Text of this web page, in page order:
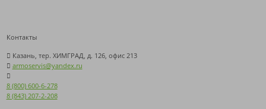
Контакты
Казань, тер. ХИМГРАД, д. 126, офис 213
armoservis@yandex.ru
8 (800) 600-6-278
8 (843) 207-2-208